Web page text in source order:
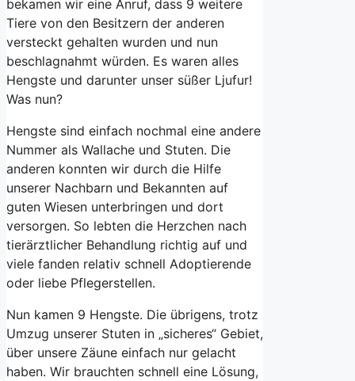
bekamen wir eine Anruf, dass 9 weitere
Tiere von den Besitzern der anderen
versteckt gehalten wurden und nun
beschlagnahmt würden. Es waren alles
Hengste und darunter unser süßer Ljufur!
Was nun?
Hengste sind einfach nochmal eine andere
Nummer als Wallache und Stuten. Die
anderen konnten wir durch die Hilfe
unserer Nachbarn und Bekannten auf
guten Wiesen unterbringen und dort
versorgen. So lebten die Herzchen nach
tierärztlicher Behandlung richtig auf und
viele fanden relativ schnell Adoptierende
oder liebe Pflegerstellen.
Nun kamen 9 Hengste. Die übrigens, trotz
Umzug unserer Stuten in „sicheres“ Gebiet,
über unsere Zäune einfach nur gelacht
haben. Wir brauchten schnell eine Lösung,